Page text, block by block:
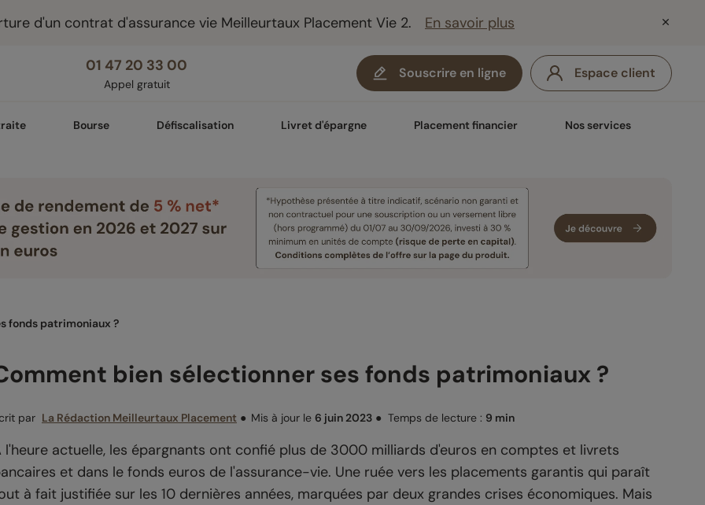
d'un contrat d'assurance vie Meilleurtaux Placement Vie 2. En savoir plus
01 47 20 33 00
Appel gratuit
Souscrire en ligne Espace client
Bourse Défiscalisation Livret d'épargne Placement financier Nos services
fonds patrimoniaux ?
bien sélectionner ses fonds patrimoniaux ?
par La Rédaction Meilleurtaux Placement ● Mis à jour le 6 juin 2023 ● Temps de lecture : 9 min
l'heure actuelle, les épargnants ont confié plus de 3000 milliards d'euros en comptes et livrets
et dans le fonds euros de l'assurance-vie. Une ruée vers les placements garantis qui paraît
à fait justifiée sur les 10 dernières années, marquées par deux grandes crises économiques. Mais